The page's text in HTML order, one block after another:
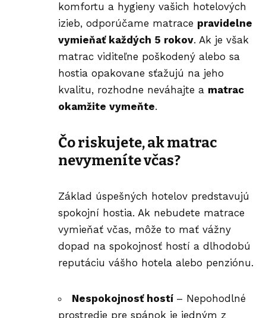
komfortu a hygieny vašich hotelových
izieb, odporúčame matrace pravidelne
vymieňať každých 5 rokov. Ak je však
matrac viditeľne poškodený alebo sa
hostia opakovane sťažujú na jeho
kvalitu, rozhodne neváhajte a matrac
okamžite vymeňte.
Čo riskujete, ak matrac
nevymeníte včas?
Základ úspešných hotelov predstavujú
spokojní hostia. Ak nebudete matrace
vymieňať včas, môže to mať vážny
dopad na spokojnosť hostí a dlhodobú
reputáciu vášho hotela alebo penziónu.
Nespokojnosť hostí – Nepohodlné
prostredie pre spánok je jedným z